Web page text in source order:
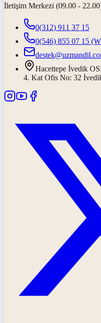
İletişim Merkezi (09.00 -
0(312) 911 37 15
0(546) 855 07 15
Hacettepe İvedik
4. Kat Ofis No: 32